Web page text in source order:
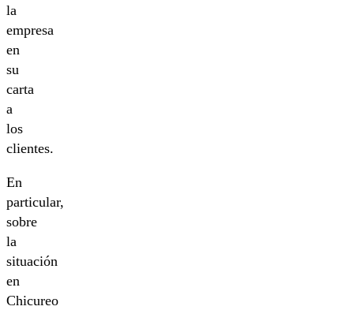
la
empresa
en
su
carta
a
los
clientes.
En
particular,
sobre
la
situación
en
Chicureo